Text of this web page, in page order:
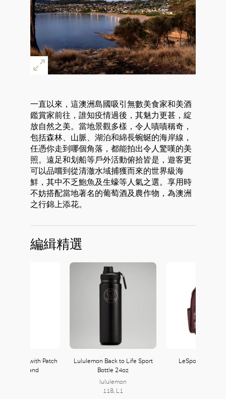
一直以來，這澳洲島國吸引無數美食家和美酒
鑑賞家前往，誰知疫情過後，其魅力更甚，綻
放自然之美。當地景觀多樣，令人嘖嘖稱奇，
包括森林、山脈、湖泊和綿長蜿蜒的海岸線，
任憑你走到哪個角落，都能拍出令人驚嘆的美
照。遠足和划船等戶外活動俯拾皆是，遊客更
可以品嚐到從清澈水域捕獲而來的世界級海
鮮，其中不乏鮑魚及生蠔等人氣之選。享用時
不妨搭配當地著名的葡萄酒及農作物，為澳洲
之行錦上添花。
編緝精選
Jacket with Patch
in Sand
Lululemon Back to Life Sport
Bottle 24oz
lululemon
118, L1
LeSportsac